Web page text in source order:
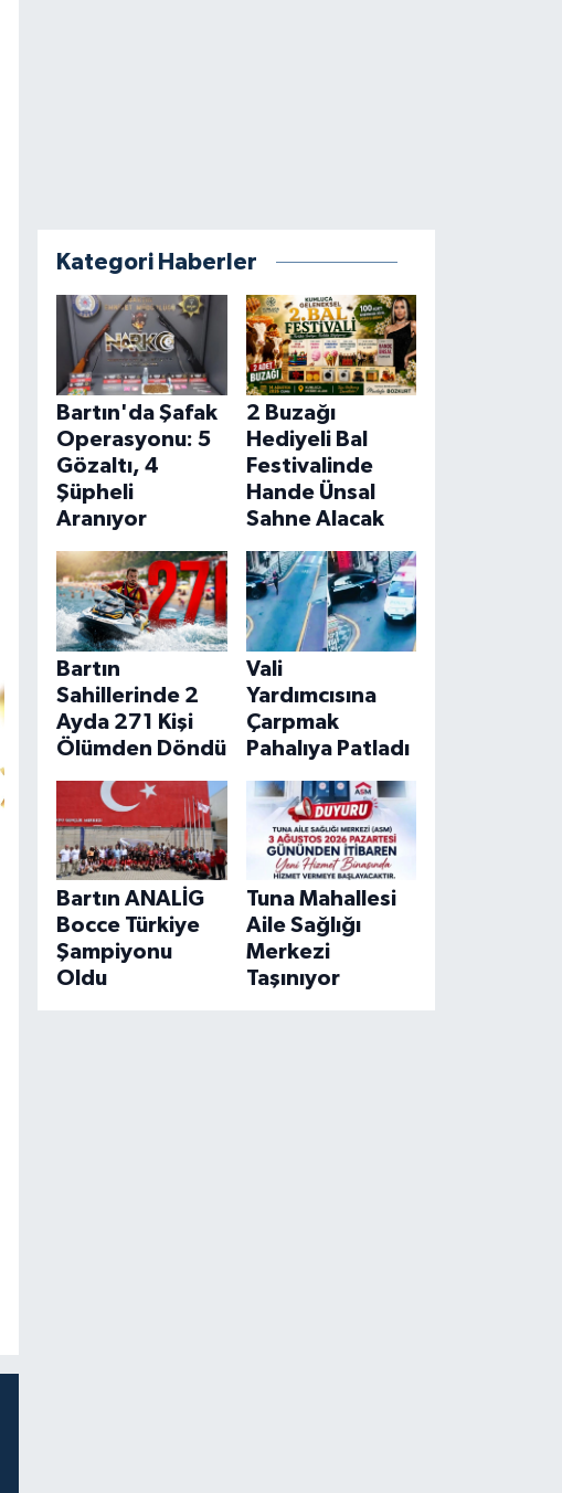
Kategori Haberler
Bartın'da Şafak
Operasyonu: 5
Gözaltı, 4
Şüpheli
Aranıyor
2 Buzağı
Hediyeli Bal
Festivalinde
Hande Ünsal
Sahne Alacak
Bartın
Sahillerinde 2
Ayda 271 Kişi
Ölümden Döndü
Vali
Yardımcısına
Çarpmak
Pahalıya Patladı
Bartın ANALİG
Bocce Türkiye
Şampiyonu
Oldu
Tuna Mahallesi
Aile Sağlığı
Merkezi
Taşınıyor